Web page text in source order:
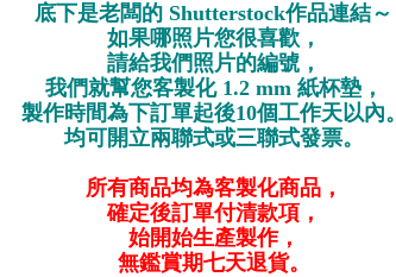
底下是老闆的 Shutterstock作品連結～
如果哪照片您很喜歡，
請給我們照片的編號，
我們就幫您客製化 1.2 mm 紙杯墊，
製作時間為下訂單起後10個工作天以內。
均可開立兩聯式或三聯式發票。
所有商品均為客製化商品，
確定後訂單付清款項，
始開始生產製作，
無鑑賞期七天退貨。